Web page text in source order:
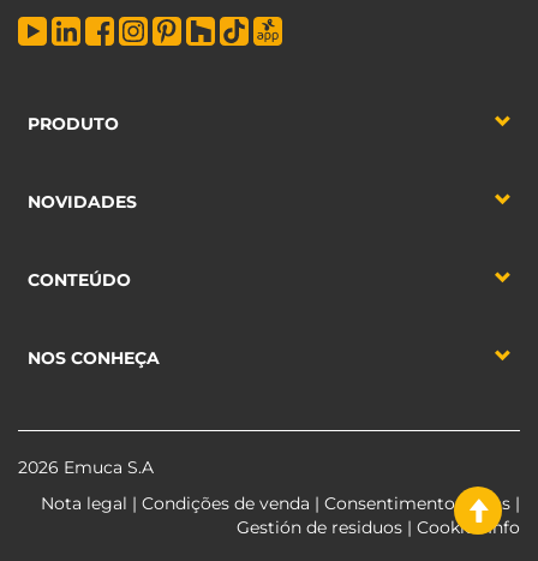
PRODUTO
NOVIDADES
CONTEÚDO
NOS CONHEÇA
2026 Emuca S.A
Nota legal | Condições de venda | Consentimento dados |
Gestión de residuos | Cookies Info